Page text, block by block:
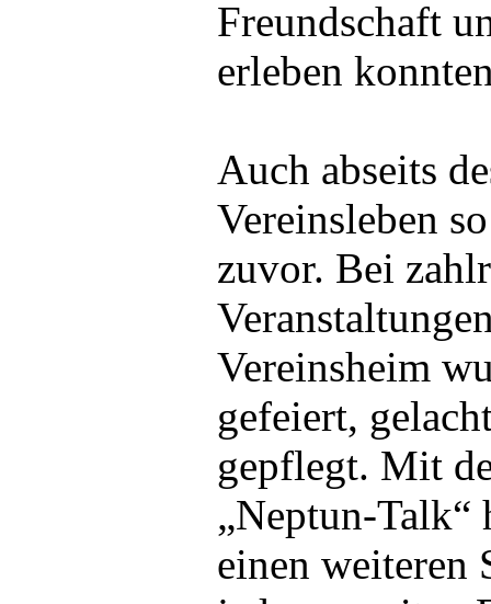
Freundschaft
erleben
Auch abseits
Vereinsleben
zuvor. Bei
Vereinsheim
gefeiert,
gepflegt. Mit
„Neptun-Talk“
einen weiteren